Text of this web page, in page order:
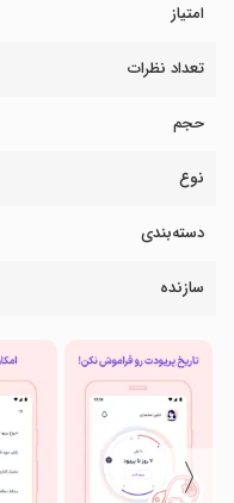
امتیاز
تعداد نظرات
حجم
نوع
دسته‌بندی
سازنده
〈